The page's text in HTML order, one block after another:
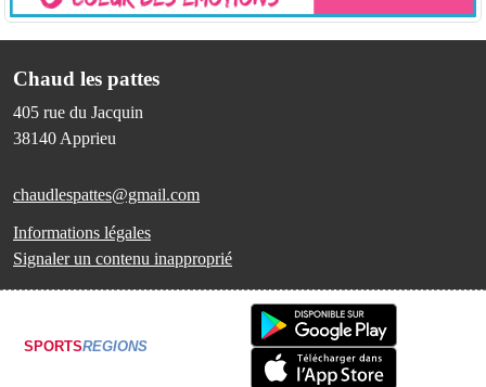
Chaud les pattes
405 rue du Jacquin
38140 Apprieu
chaudlespattes@gmail.com
Informations légales
Signaler un contenu inapproprié
SPORTSREGIONS